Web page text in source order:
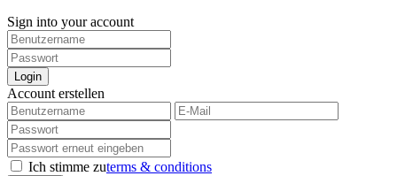
Sign into your account
Login
Account erstellen
Ich stimme zuterms & conditions